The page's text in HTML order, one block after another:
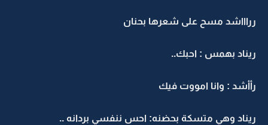
رراااشد مسح على شعرها بحنان
ريناد بهمس : احبك..
رأأشد : وانا امووت فيك
ريناد وهي متسكة بحضنه: احس ننفسي بردانه ..